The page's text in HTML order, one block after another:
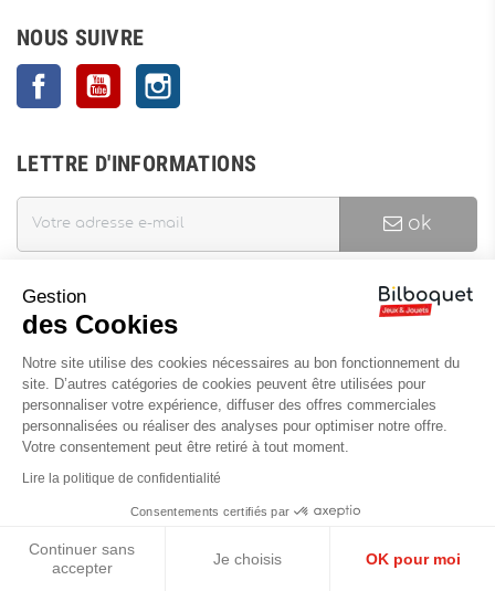
NOUS SUIVRE
FacebookYouTube
LETTRE D'INFORMATIONS
ok
J'accepte les termes et conditions et la politique de
confidentialité
cela nos informations de contact dans les conditions d'utilisation
du site.
INFORMATIONS
Promotions
Gestion
des Cookies
Notre site utilise des cookies nécessaires au bon fonctionnement du
site. D’autres catégories de cookies peuvent être utilisées pour
personnaliser votre expérience, diffuser des offres commerciales
personnalisées ou réaliser des analyses pour optimiser notre offre.
Votre consentement peut être retiré à tout moment.
Lire la politique de confidentialité
Consentements certifiés par
Continuer sans
accepter
Je choisis OK pour moi